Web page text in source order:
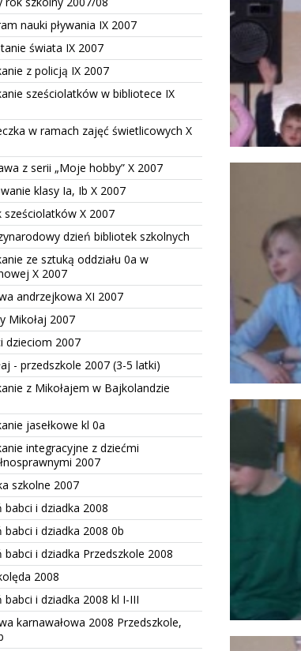
nauki pływania IX 2007
świata IX 2007
z policją IX 2007
sześciolatków w bibliotece IX
w ramach zajęć świetlicowych X
z serii „Moje hobby” X 2007
klasy Ia, Ib X 2007
sześciolatków X 2007
dzień bibliotek szkolnych
ze sztuką oddziału 0a w
X 2007
andrzejkowa XI 2007
Mikołaj 2007
dzieciom 2007
- przedszkole 2007 (3-5 latki)
z Mikołajem w Bajkolandzie
jasełkowe kl 0a
integracyjne z dziećmi
2007
szkolne 2007
babci i dziadka 2008
babci i dziadka 2008 0b
babci i dziadka Przedszkole 2008
2008
babci i dziadka 2008 kl I-III
karnawałowa 2008 Przedszkole,